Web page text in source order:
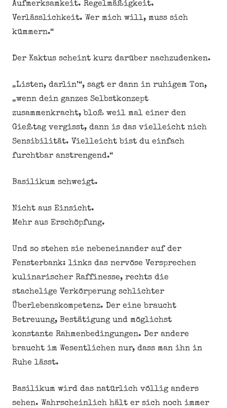
Aufmerksamkeit. Regelmäßigkeit.
Verlässlichkeit. Wer mich will, muss sich
kümmern.“
Der Kaktus scheint kurz darüber nachzudenken.
„Listen, darlin’“, sagt er dann in ruhigem Ton,
„wenn dein ganzes Selbstkonzept
zusammenkracht, bloß weil mal einer den
Gießtag vergisst, dann is das vielleicht nich
Sensibilität. Vielleicht bist du einfach
furchtbar anstrengend.“
Basilikum schweigt.
Nicht aus Einsicht.
Mehr aus Erschöpfung.
Und so stehen sie nebeneinander auf der
Fensterbank: links das nervöse Versprechen
kulinarischer Raffinesse, rechts die
stachelige Verkörperung schlichter
Überlebenskompetenz. Der eine braucht
Betreuung, Bestätigung und möglichst
konstante Rahmenbedingungen. Der andere
braucht im Wesentlichen nur, dass man ihn in
Ruhe lässt.
Basilikum wird das natürlich völlig anders
sehen. Wahrscheinlich hält er sich noch immer